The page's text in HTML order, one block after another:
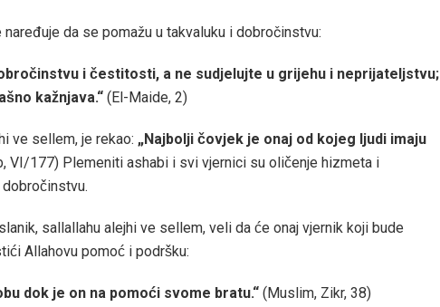
da se pomažu u takvaluku i dobročinstvu:
i čestitosti, a ne sudjelujte u grijehu i neprijateljstvu;
kažnjava.“ (El-Maide, 2)
ve sellem, je rekao: „Najbolji čovjek je onaj od kojeg ljudi imaju
VI/177) Plemeniti ashabi i svi vjernici su oličenje hizmeta i
sallallahu alejhi ve sellem, veli da će onaj vjernik koji bude
Allahovu pomoć i podršku:
dok je on na pomoći svome bratu.“ (Muslim, Zikr, 38)